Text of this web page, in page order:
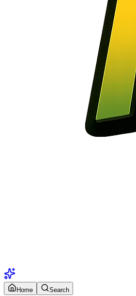
Home Search